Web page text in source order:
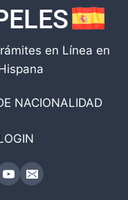
en Línea en
NACIONALIDAD